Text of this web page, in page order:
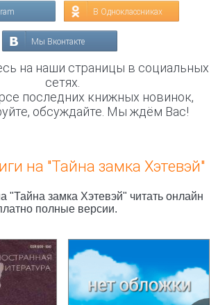
В Одноклассниках
Мы Вконтакте
на наши страницы в социальных
сетях.
последних книжных новинок,
обсуждайте. Мы ждём Вас!
на "Тайна замка Хэтевэй"
"Тайна замка Хэтевэй" читать онлайн
полные версии.